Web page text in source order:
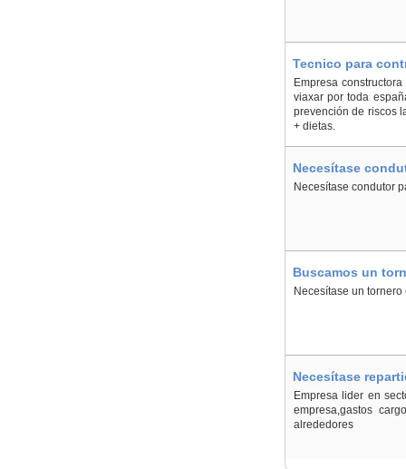
Tecnico para
Empresa
viaxar por toda
prevención de riscos
+ dietas.
Necesítase
Necesítase condutor
Buscamos un
Necesítase un
Necesítase
Empresa lider en
empresa,gastos
alrededores